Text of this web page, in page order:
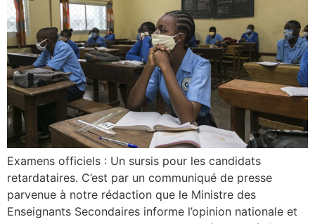
Examens officiels : Un sursis pour les candidats
retardataires. C’est par un communiqué de presse
parvenue à notre rédaction que le Ministre des
Enseignants Secondaires informe l’opinion nationale et